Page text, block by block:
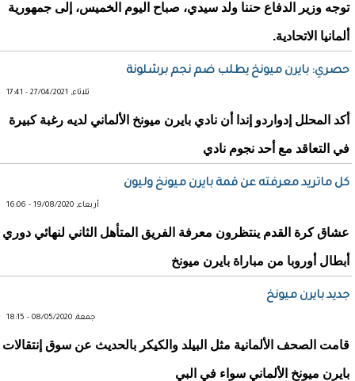
توجه وزير الدفاع حننا ولد سيدي، صباح اليوم الخميس، إلى جمهورية
ألمانيا الاتحادية.
حصري: بايرن ميونخ يطلب ضم نجم برشلونة
ثلاثاء, 27/04/2021 - 17:41
أكد المحلل إدواردو إندا أن نادي بايرن ميونخ الألماني لديه رغبة كبيرة
في التعاقد مع أحد نجوم نادي
كل ماتريد معرفته عن قمة بايرن ميونخ وليون
أربعاء, 19/08/2020 - 16:06
عشاق كرة القدم ينتظرون معرفة الفريق المتأهل الثاني لنهائي دوري
أبطال أوروبا من مباراة بايرن ميونخ
جديد بايرن ميونخ
جمعة, 08/05/2020 - 18:15
قامت الصحف الألمانية مثل البيلد والكيكر بالحديث عن سوق إنتقالات
بايرن ميونخ الألماني سواء في البي